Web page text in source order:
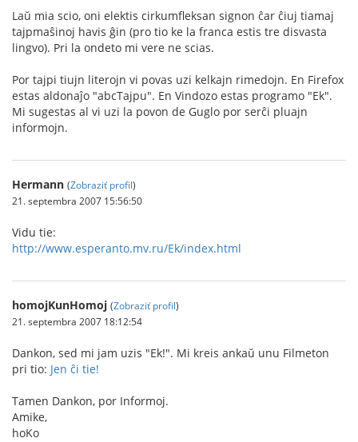
Laŭ mia scio, oni elektis cirkumfleksan signon ĉar ĉiuj tiamaj
tajpmaŝinoj havis ĝin (pro tio ke la franca estis tre disvasta
lingvo). Pri la ondeto mi vere ne scias.
Por tajpi tiujn literojn vi povas uzi kelkajn rimedojn. En Firefox
estas aldonaĵo "abcTajpu". En Vindozo estas programo "Ek".
Mi sugestas al vi uzi la povon de Guglo por serĉi pluajn
informojn.
Hermann (Zobraziť profil)
21. septembra 2007 15:56:50
Vidu tie:
http://www.esperanto.mv.ru/Ek/index.html
homojKunHomoj (Zobraziť profil)
21. septembra 2007 18:12:54
Dankon, sed mi jam uzis "Ek!". Mi kreis ankaŭ unu Filmeton
pri tio: Jen ĉi tie!
Tamen Dankon, por Informoj.
Amike,
hoKo